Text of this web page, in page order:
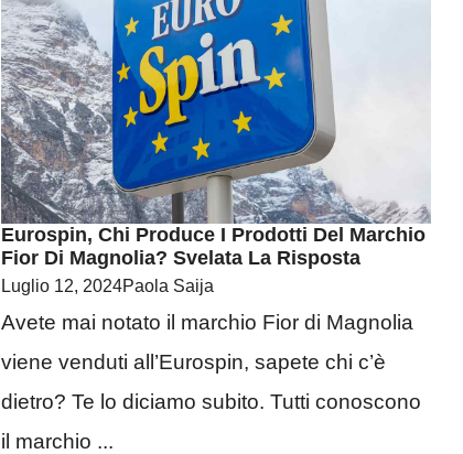
Eurospin, Chi Produce I Prodotti Del Marchio
Fior Di Magnolia? Svelata La Risposta
Luglio 12, 2024Paola Saija
Avete mai notato il marchio Fior di Magnolia
viene venduti all’Eurospin, sapete chi c’è
dietro? Te lo diciamo subito. Tutti conoscono
il marchio ...